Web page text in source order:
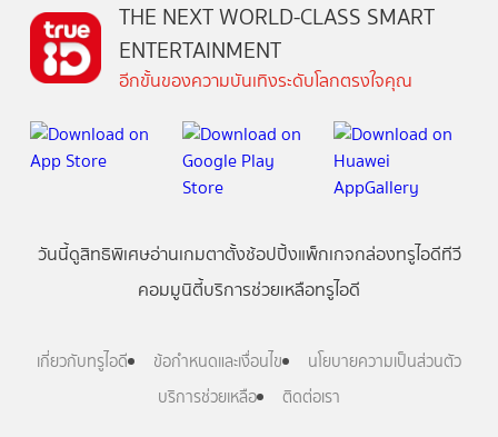
THE NEXT WORLD-CLASS SMART
ENTERTAINMENT
อีกขั้นของความบันเทิงระดับโลกตรงใจคุณ
วันนี้ดูสิทธิพิเศษอ่านเกมตาตั้งช้อปปิ้งแพ็กเกจกล่องทรูไอดีทีวี
คอมมูนิตี้บริการช่วยเหลือทรูไอดี
เกี่ยวกับทรูไอดี ข้อกำหนดและเงื่อนไข
นโยบายความเป็นส่วนตัว
บริการช่วยเหลือ
ติดต่อเรา